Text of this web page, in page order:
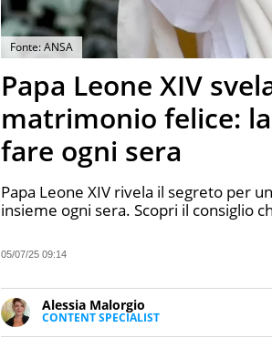
Fonte: ANSA
Papa Leone XIV
matrimonio felice:
fare ogni sera
Papa Leone XIV rivela il segreto per
insieme ogni sera. Scopri il consiglio
05/07/25 09:14
Alessia Malorgio
CONTENT SPECIALIST
Ha conseguito un Master in